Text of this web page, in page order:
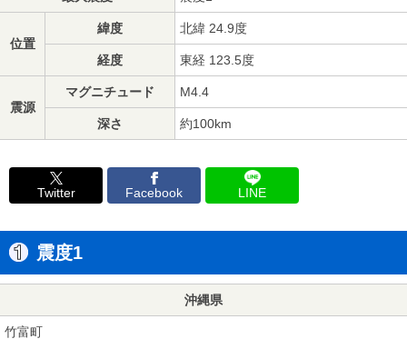
位置
緯度 北緯 24.9度
経度 東経 123.5度
震源
マグニチュード M4.4
深さ 約100km
Twitter Facebook LINE
震度1
沖縄県
竹富町